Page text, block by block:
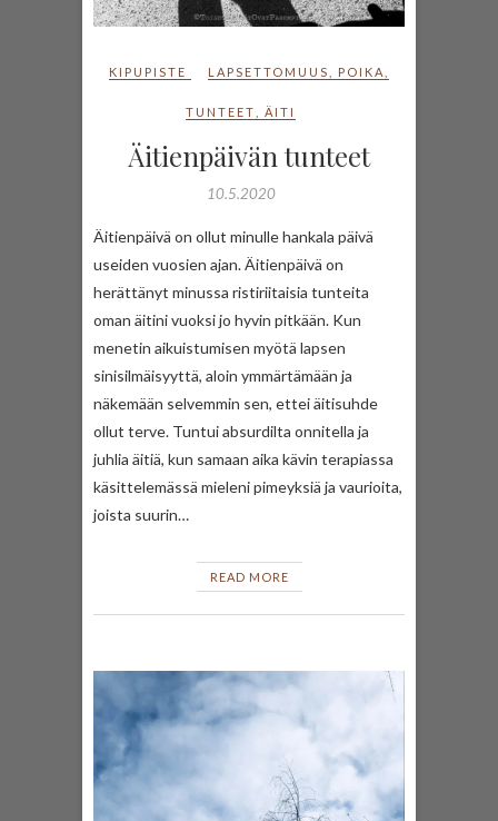
KIPUPISTE LAPSETTOMUUS POIKA
TUNTEET ÄITI
Äitienpäivän tunteet
10.5.2020
Äitienpäivä on ollut minulle hankala päivä
useiden vuosien ajan. Äitienpäivä on
herättänyt minussa ristiriitaisia tunteita
oman äitini vuoksi jo hyvin pitkään. Kun
menetin aikuistumisen myötä lapsen
sinisilmäisyyttä, aloin ymmärtämään ja
näkemään selvemmin sen, ettei äitisuhde
ollut terve. Tuntui absurdilta onnitella ja
juhlia äitiä, kun samaan aika kävin terapiassa
käsittelemässä mieleni pimeyksiä ja vaurioita,
joista suurin…
READ MORE